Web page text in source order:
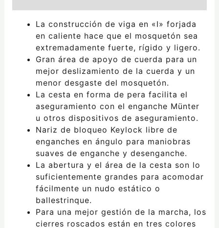
La construcción de viga en «I» forjada
en caliente hace que el mosquetón sea
extremadamente fuerte, rígido y ligero.
Gran área de apoyo de cuerda para un
mejor deslizamiento de la cuerda y un
menor desgaste del mosquetón.
La cesta en forma de pera facilita el
aseguramiento con el enganche Münter
u otros dispositivos de aseguramiento.
Nariz de bloqueo Keylock libre de
enganches en ángulo para maniobras
suaves de enganche y desenganche.
La abertura y el área de la cesta son lo
suficientemente grandes para acomodar
fácilmente un nudo estático o
ballestrinque.
Para una mejor gestión de la marcha, los
cierres roscados están en tres colores